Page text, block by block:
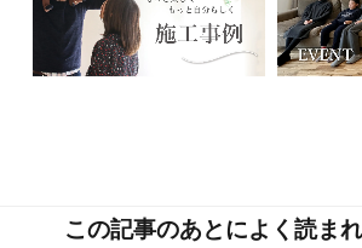
この記事のあとによく読ま